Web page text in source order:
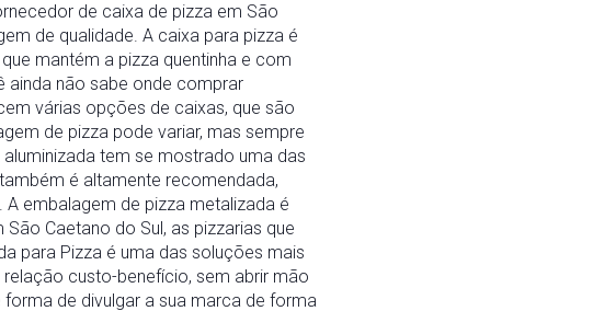
de caixa de pizza em São
de qualidade. A caixa para pizza é
mantém a pizza quentinha e com
ainda não sabe onde comprar
várias opções de caixas, que são
de pizza pode variar, mas sempre
tem se mostrado uma das
é altamente recomendada,
embalagem de pizza metalizada é
Caetano do Sul, as pizzarias que
para Pizza é uma das soluções mais
custo-benefício, sem abrir mão
de divulgar a sua marca de forma